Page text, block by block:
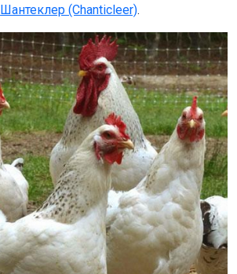
Шантеклер (Chanticleer).